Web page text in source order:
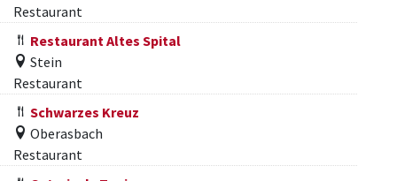
Restaurant
Restaurant Altes Spital
Stein
Restaurant
Schwarzes Kreuz
Oberasbach
Restaurant